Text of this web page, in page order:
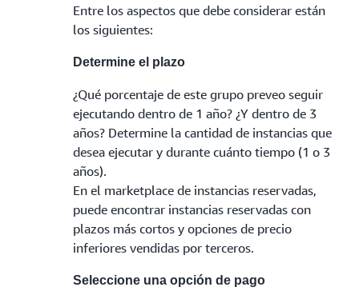
Entre los aspectos que debe considerar están
los siguientes:
Determine el plazo
¿Qué porcentaje de este grupo preveo seguir
ejecutando dentro de 1 año? ¿Y dentro de 3
años? Determine la cantidad de instancias que
desea ejecutar y durante cuánto tiempo (1 o 3
años).
En el marketplace de instancias reservadas,
puede encontrar instancias reservadas con
plazos más cortos y opciones de precio
inferiores vendidas por terceros.
Seleccione una opción de pago